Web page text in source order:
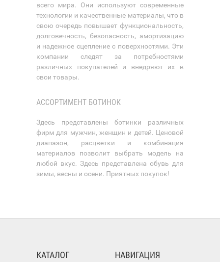
всего мира. Они используют современные
технологии и качественные материалы, что в
свою очередь повышает функциональность,
долговечность, безопасность, амортизацию
и надежное сцепление с поверхностями. Эти
компании следят за потребностями
различных покупателей и внедряют их в
свои товары.
АССОРТИМЕНТ БОТИНОК
Здесь представлены ботинки различных
фирм для мужчин, женщин и детей. Ценовой
диапазон, расцветки и комбинация
материалов позволит выбрать модель на
любой вкус. Здесь представлена обувь для
зимы, весны и осени. Приятных покупок!
КАТАЛОГ НАВИГАЦИЯ